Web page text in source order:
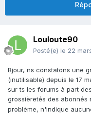
Louloute90
Posté(e) le 22
Bjour, ns constatons une
(inutilisable) depuis le 17
sur ts les forums à part
grossièretés des abonnés
problème, n'indique